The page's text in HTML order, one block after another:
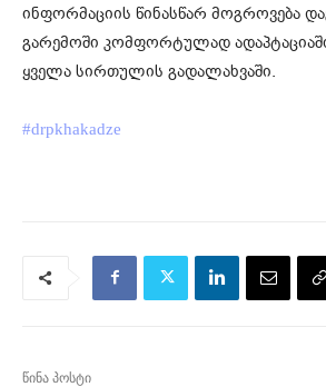
ინფორმაციის წინასწარ მოგროვება
გარემოში კომფორტულად
ყველა სირთულის გადალახვაში.
#drpkhakadze
წინა პოსტი